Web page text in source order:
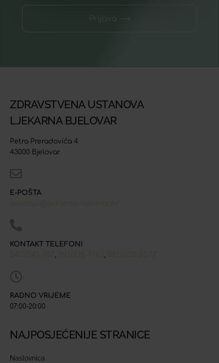
Prijava ⟶
ZDRAVSTVENA USTANOVA
LJEKARNA BJELOVAR
Petra Preradovića 4
43000 Bjelovar
E-POŠTA
KONTAKT TELEFONI
RADNO VRIJEME
07:00-20:00
NAJPOSJEĆENIJE STRANICE
Naslovnica